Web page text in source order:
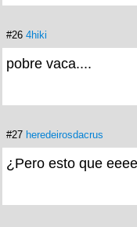
#26 4hiki
pobre vaca....
#27 heredeirosdacrus
¿Pero esto que